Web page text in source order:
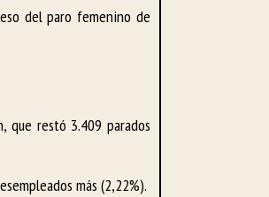
del paro femenino de
que restó 3.409 parados
más (2,22%).